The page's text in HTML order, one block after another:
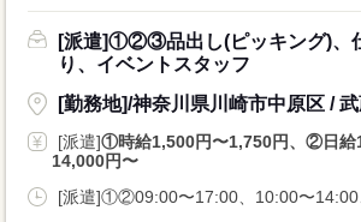
[派遣]①②③品出し(ピッキング)、
り、イベントスタッフ
[勤務地]/神奈川県川崎市中原区 /
[派遣]①時給1,500円〜1,750円、②日
14,000円〜